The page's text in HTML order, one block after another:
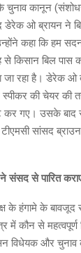
चुनाव कानून
डेरेक ओ ब्रायन ने
कहा कि हम
किसान बिल पास
जा रहा है। डेरेक
की चेयर की
गए। उसके बाद
सांसद ब्राउन
से पारित
के हंगामे के
कौन से महत्वपूर्ण
विधेयक और